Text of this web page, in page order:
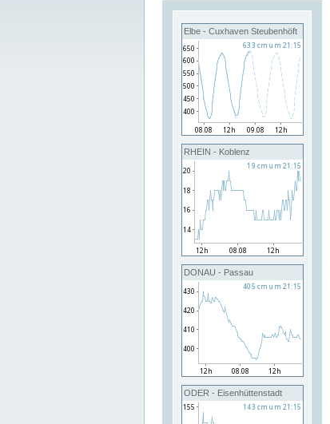
Elbe - Cuxhaven Steubenhöft
RHEIN - Koblenz
DONAU - Passau
ODER - Eisenhüttenstadt